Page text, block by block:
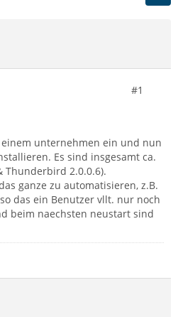
#1
unternehmen ein und nun
Es sind insgesamt ca.
Thunderbird 2.0.0.6).
ganze zu automatisieren, z.B.
das ein Benutzer vllt. nur noch
beim naechsten neustart sind